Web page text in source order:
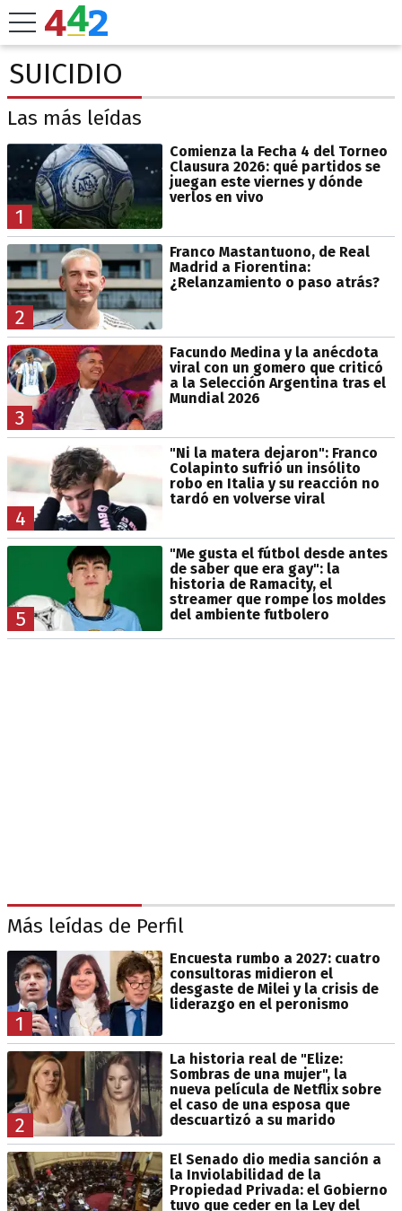
SUICIDIO
Las más leídas
1
Comienza la Fecha 4 del Torneo
Clausura 2026: qué partidos se
juegan este viernes y dónde
verlos en vivo
2
Franco Mastantuono, de Real
Madrid a Fiorentina:
¿Relanzamiento o paso atrás?
3
Facundo Medina y la anécdota
viral con un gomero que criticó
a la Selección Argentina tras el
Mundial 2026
4
"Ni la matera dejaron": Franco
Colapinto sufrió un insólito
robo en Italia y su reacción no
tardó en volverse viral
5
"Me gusta el fútbol desde antes
de saber que era gay": la
historia de Ramacity, el
streamer que rompe los moldes
del ambiente futbolero
Más leídas de Perfil
1
Encuesta rumbo a 2027: cuatro
consultoras midieron el
desgaste de Milei y la crisis de
liderazgo en el peronismo
2
La historia real de "Elize:
Sombras de una mujer", la
nueva película de Netflix sobre
el caso de una esposa que
descuartizó a su marido
El Senado dio media sanción a
la Inviolabilidad de la
Propiedad Privada: el Gobierno
tuvo que ceder en la Ley del